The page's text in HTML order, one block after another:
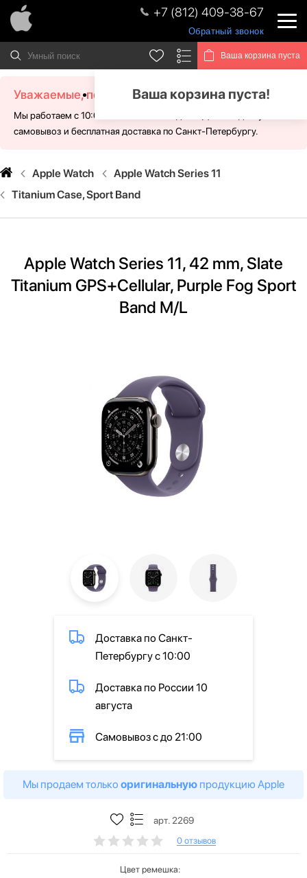
+7 (812) 409-38-67
Обратный звонок
Ваша корзина пуста
Ваша корзина пуста!
Уважаемые, посетители!
Мы работаем с 10:00 - 21:00 без выходных. Для Вас доступен
самовывоз и бесплатная доставка по Санкт-Петербургу.
Apple Watch
Apple Watch Series 11
Titanium Case, Sport Band
Apple Watch Series 11, 42 mm, Slate
Titanium GPS+Cellular, Purple Fog Sport
Band M/L
Доставка по Санкт-
Петербургу с 10:00
Доставка по России 10
августа
Самовывоз с до 21:00
Мы продаем только оригинальную продукцию Apple
арт. 2269
0 отзывов
Цвет ремешка: